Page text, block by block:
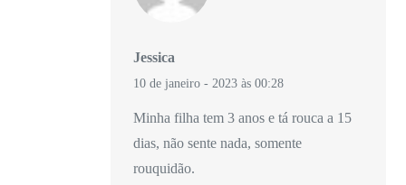
Jessica
10 de janeiro - 2023 às 00:28
Minha filha tem 3 anos e tá rouca a 15
dias, não sente nada, somente
rouquidão.